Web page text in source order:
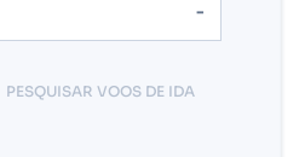
-
PESQUISAR VOOS DE IDA